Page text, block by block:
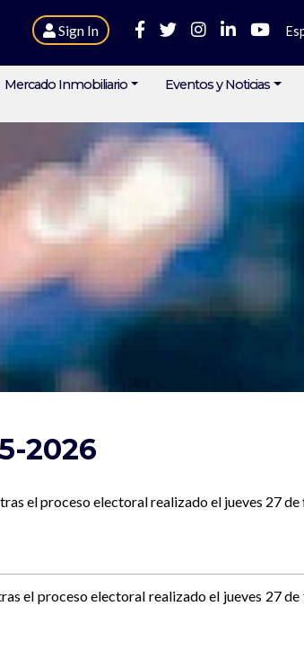
Sign In
Mercado Inmobiliario Eventos y Noticias
2026
el proceso electoral realizado el jueves 27
el proceso electoral realizado el jueves 27